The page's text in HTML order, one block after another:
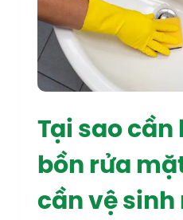
Tại sao
bồn rửa
cần vệ